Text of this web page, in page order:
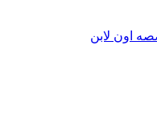
اون لابن